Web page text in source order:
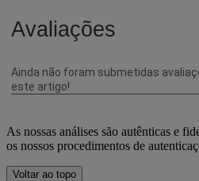
As nossas análises são autênticas e
os nossos procedimentos de
Voltar ao topo